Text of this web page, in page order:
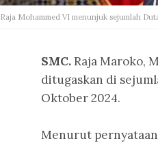
Raja Mohammed VI menunjuk sejumlah
SMC. Raja Maroko,
ditugaskan di
Oktober 2024.
Menurut